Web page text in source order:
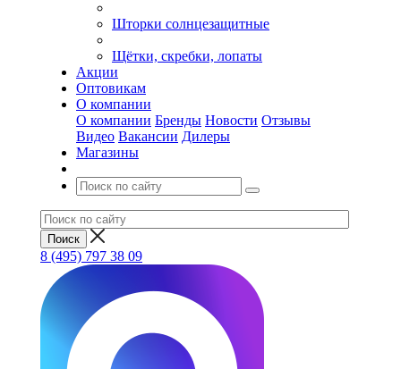
Шторки солнцезащитные
Щётки, скребки, лопаты
Акции
Оптовикам
О компании
О компании Бренды Новости Отзывы
Видео Вакансии Дилеры
Магазины
8 (495) 797 38 09